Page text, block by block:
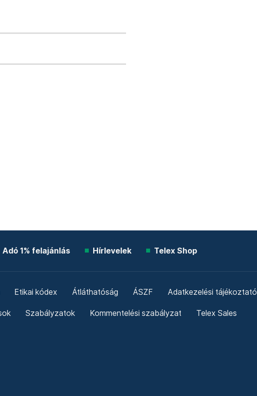
Adó 1% felajánlás Hírlevelek Telex Shop
Etikai kódex Átláthatóság ÁSZF Adatkezelési tájékoztató
Szabályzatok Kommentelési szabályzat Telex Sales